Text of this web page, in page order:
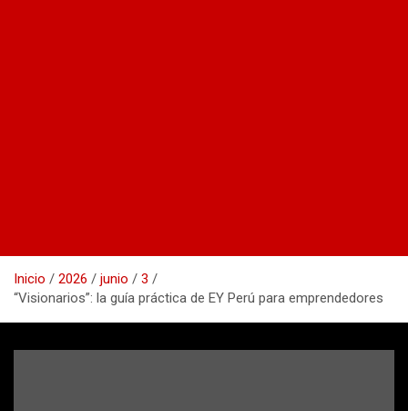
Inicio 2026 junio
3
“Visionarios”: la guía práctica de EY Perú para emprendedores